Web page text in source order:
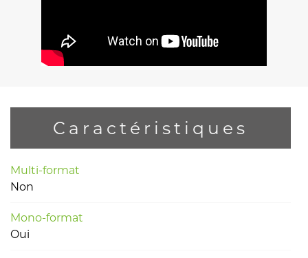
Caractéristiques
Multi-format
Non
Mono-format
Oui